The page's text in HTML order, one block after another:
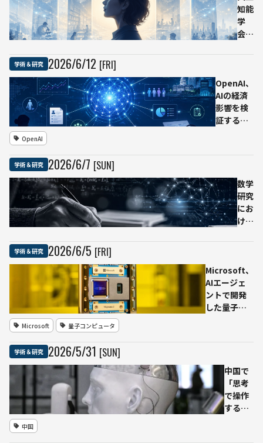
学ら、
ChatGPT
と
比較
知能
学
会、
でAI
社会
実装
へ提
を代
替し
な
い」
基
盤・
教
育・
を重
視
学術＆研究 2026/6/12 [FRI]
OpenAI、
AIの経済
影響を検
証する研
働市場や
教育、企
業行動を
実証研究
OpenAI
学術＆研究 2026/6/7 [SUN]
数学
研究
にお
ける
言
研究
者
16
言」
発
表、
人間
学術＆研究 2026/6/5 [FRI]
Microsoft、
AIエージェ
ントで開発
した量子チ
信頼性1000
倍、2029年
の実用規模
へ前進
Microsoft 量子コンピュータ
学術＆研究 2026/5/31 [SUN]
中国で
「思考
で操作
する」
中国